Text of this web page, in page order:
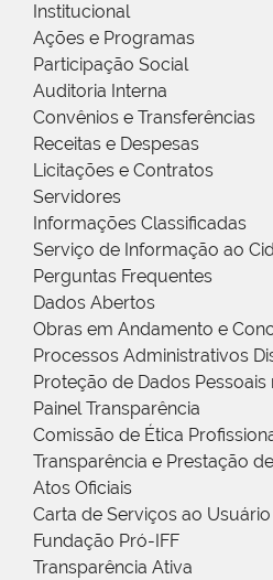
Institucional
Ações e Programas
Participação Social
Auditoria Interna
Convênios e Transferências
Receitas e Despesas
Licitações e Contratos
Servidores
Informações Classificadas
Serviço de Informação ao
Perguntas Frequentes
Dados Abertos
Obras em Andamento e
Processos Administrativos
Proteção de Dados Pessoais
Painel Transparência
Comissão de Ética
Transparência e Prestação
Atos Oficiais
Carta de Serviços ao Usuário
Fundação Pró-IFF
Transparência Ativa